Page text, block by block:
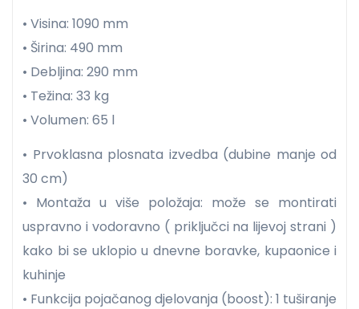
• Visina: 1090 mm
• Širina: 490 mm
• Debljina: 290 mm
• Težina: 33 kg
• Volumen: 65 l
• Prvoklasna plosnata izvedba (dubine manje od
30 cm)
• Montaža u više položaja: može se montirati
uspravno i vodoravno ( priključci na lijevoj strani )
kako bi se uklopio u dnevne boravke, kupaonice i
kuhinje
• Funkcija pojačanog djelovanja (boost): 1 tuširanje